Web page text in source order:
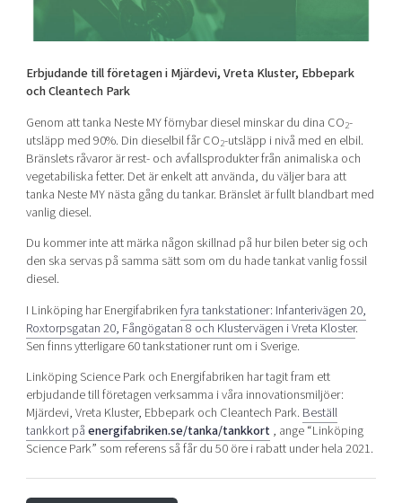
Shaping cities and regions
Bright East
East Sweden Tech Women
Reversed mentorship
Current offers and activities
Upscaling
Talent & skills
Startup & industry collaboration
Offers to boost your business
Funding opportunities
Our community of companies
Projects
Publications
Project toolbox
Our clusters
Reach out to us
Locations
Today's lunch in Mjärdevi
Erbjudande till företagen i Mjärdevi, Vreta Kluster, Ebbepark
och Cleantech Park
Genom att tanka Neste MY förnybar diesel minskar du dina CO2-
utsläpp med 90%. Din dieselbil får CO2-utsläpp i nivå med en elbil.
Bränslets råvaror är rest- och avfallsprodukter från animaliska och
vegetabiliska fetter. Det är enkelt att använda, du väljer bara att
tanka Neste MY nästa gång du tankar. Bränslet är fullt blandbart med
vanlig diesel.
Du kommer inte att märka någon skillnad på hur bilen beter sig och
den ska servas på samma sätt som om du hade tankat vanlig fossil
diesel.
I Linköping har Energifabrikenfyra tankstationer: Infanterivägen 20,
Roxtorpsgatan 20, Fångögatan 8 och Klustervägen i Vreta Kloster.
Sen finns ytterligare 60 tankstationer runt om i Sverige.
Linköping Science Park och Energifabriken har tagit fram ett
erbjudande till företagen verksamma i våra innovationsmiljöer:
Mjärdevi, Vreta Kluster, Ebbepark och Cleantech Park. Beställ
tankkort påenergifabriken.se/tanka/tankkort , ange “Linköping
Science Park” som referens så får du 50 öre i rabatt under hela 2021.